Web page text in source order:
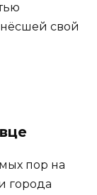
свой
пор на
города